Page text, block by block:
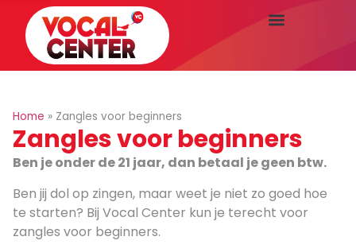
Home » Zangles voor beginners
Zangles voor beginners
Ben je onder de 21 jaar, dan betaal je geen btw.
Ben jij dol op zingen, maar weet je niet zo goed hoe
te starten? Bij Vocal Center kun je terecht voor
zangles voor beginners.